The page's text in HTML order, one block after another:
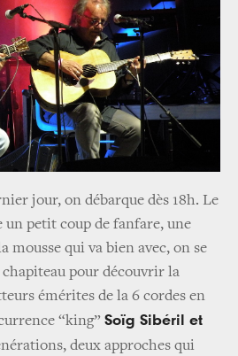
jour, on débarque dès 18h. Le
un petit coup de fanfare, une
mousse qui va bien avec, on se
pour découvrir la
émérites de la 6 cordes en
“king” Soïg Sibéril et
deux approches qui